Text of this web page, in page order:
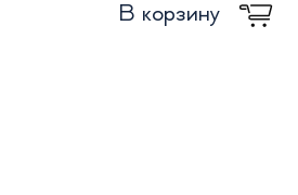
В корзину